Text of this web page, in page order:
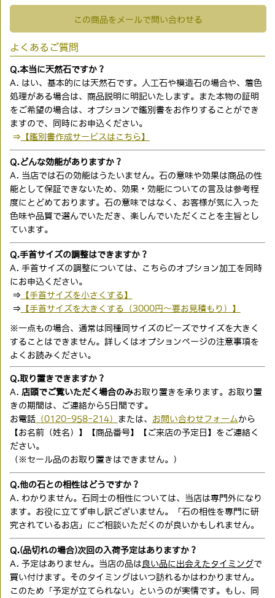
この商品をメールで問い合わせる
よくあるご質問
Q.本当に天然石ですか？
A. はい、基本的には天然石です。人工石や模造石の場合や、着色
処理がある場合は、商品説明に明記いたします。また本物の証明
をご希望の場合は、オプションで鑑別書をお作りすることができ
ますので、同時にお申込ください。
⇒ 【鑑別書作成サービスはこちら】
Q.どんな効能がありますか？
A. 当店では石の効能はうたいません。石の意味や効果は商品の性
能として保証できないため、効果・効能についての言及は参考程
度にとどめております。石の意味ではなく、お客様が気に入った
色味や品質で選んでいただき、楽しんでいただくことを主旨とし
ています。
Q.手首サイズの調整はできますか？
A. 手首サイズの調整については、こちらのオプション加工を同時
にお申込ください。
⇒ 【手首サイズを小さくする】
⇒ 【手首サイズを大きくする（3000円〜要お見積もり）】
※一点もの場合、通常は同種同サイズのビーズでサイズを大きく
することはできません。詳しくはオプションページの注意事項を
よくお読みください。
Q.取り置きできますか？
A. 店頭でご覧いただく場合のみお取り置きを承ります。お取り置
きの期間は、ご連絡から5日間です。
お電話（0120-958-214） または、 お問い合わせフォーム から
【お名前（姓名）】【商品番号】【ご来店の予定日】をご連絡く
ださい。
（※セール品のお取り置きはできません。）
Q.他の石との相性はどうですか？
A. わかりません。石同士の相性については、当店は専門外になり
ます。お役に立てず申し訳ございません。「石の相性を専門に研
究されているお店」にご相談いただくのが良いかもしれません。
Q.(品切れの場合)次回の入荷予定はありますか？
A. 予定はありません。当店の品は 良い品に出会えたタイミングで
買い付けます。そのタイミングはいつ訪れるかはわかりません。
このため「予定が立てられない」というのが実情です。もし、同